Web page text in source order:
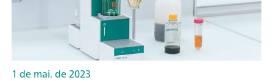
1 de mai. de 2023